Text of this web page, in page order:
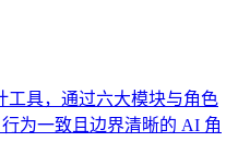
工具，通过六大模块与角色
为一致且边界清晰的 AI 角